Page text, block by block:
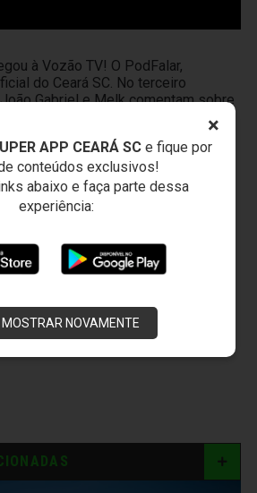
×
APP CEARÁ SCe fique por
conteúdos exclusivos!
abaixo e faça parte dessa
experiência:
NOVAMENTE
à Vozão TV! O PodFalar,
do Ceará SC. No terceiro
Gabriel e Melk comentam sobre
profissional, a integração existente
Porangabuçu e o m